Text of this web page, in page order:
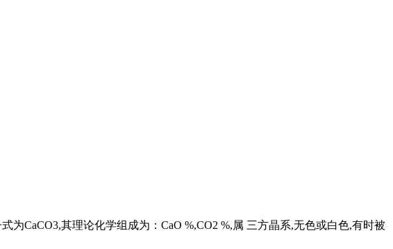
CaCO3,其理论化学组成为：CaO %,CO2 %,属 三方晶系,无色或白色,有时被